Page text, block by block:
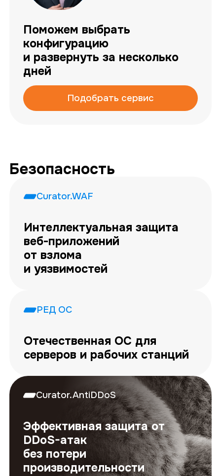
Поможем выбрать
конфигурацию
и развернуть за несколько
дней
Подобрать сервис
Безопасность
Curator.WAF
Интеллектуальная защита
веб-приложений
от взлома
и уязвимостей
РЕД ОС
Отечественная ОС для
серверов и рабочих станций
Curator.AntiDDoS
Эффективная защита от
DDoS-атак
без потери
производительности